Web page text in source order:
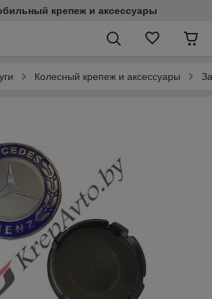
крепеж и аксессуары
Колесный крепеж и аксессуары